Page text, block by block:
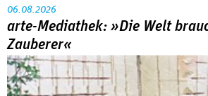
06.08.2026
arte-Mediathek: »Die Welt
Zauberer«